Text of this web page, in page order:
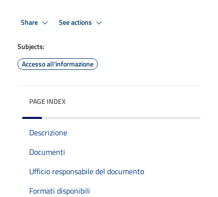
Share See actions
Subjects:
Accesso all'informazione
PAGE INDEX
Descrizione
Documenti
Ufficio responsabile del documento
Formati disponibili